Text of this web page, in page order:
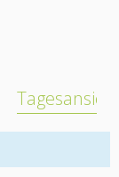
Tagesansicht